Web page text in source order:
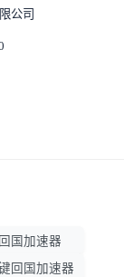
公司
回国加速器
回国加速器